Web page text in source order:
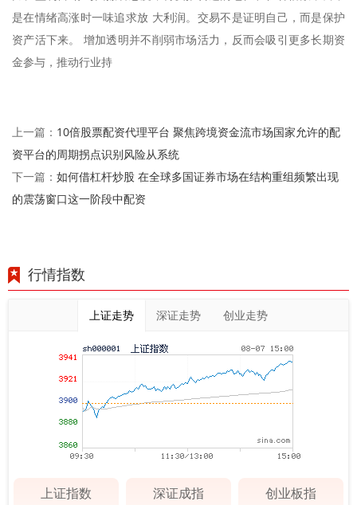
是在情绪高涨时一味追求放 大利润。交易不是证明自己，而是保护
资产活下来。 增加透明并不削弱市场活力，反而会吸引更多长期资
金参与，推动行业持
上一篇： 10倍股票配资代理平台 聚焦跨境资金流市场国家允许的配
资平台的周期拐点识别风险从系统
下一篇： 如何借杠杆炒股 在全球多国证券市场在结构重组频繁出现
的震荡窗口这一阶段中配资
行情指数
上证走势 深证走势 创业走势
上证指数 深证成指 创业板指